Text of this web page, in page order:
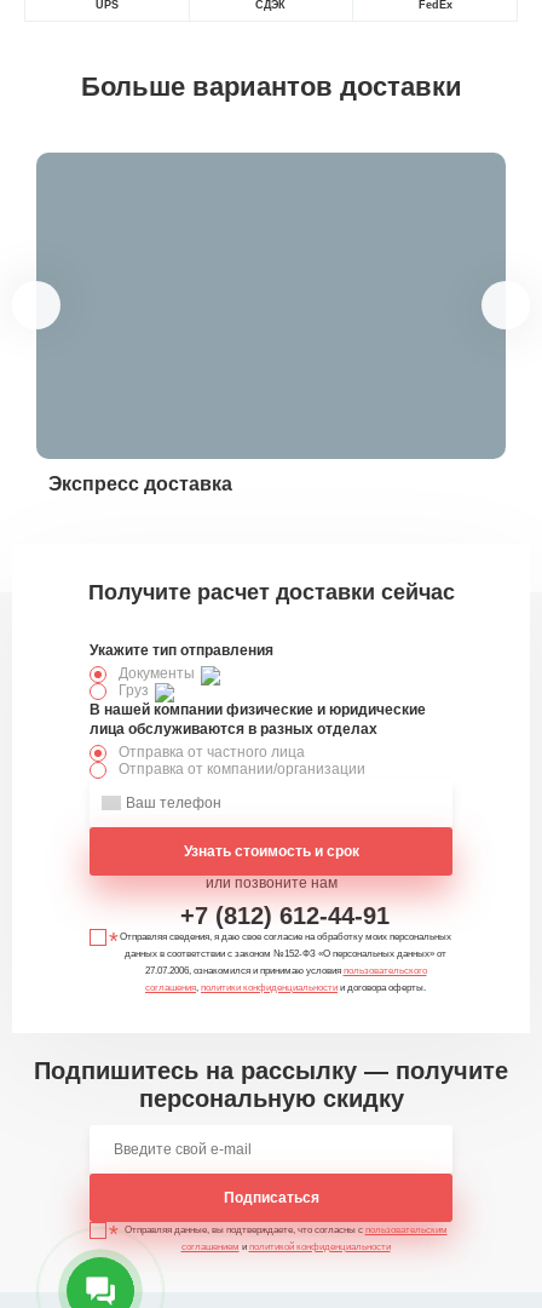
UPS СДЭК FedEx
Больше вариантов доставки
Экспресс доставка
Получите расчет доставки сейчас
Укажите тип отправления
Документы
Груз
В нашей компании физические и юридические
лица обслуживаются в разных отделах
Отправка от частного лица
Отправка от компании/организации
Узнать стоимость и срок
или позвоните нам
+7 (812) 612-44-91
Отправляя сведения, я даю свое согласие на обработку моих персональных
данных в соответствии с законом №152-ФЗ «О персональных данных» от
27.07.2006, ознакомился и принимаю условия пользовательского
соглашения политики конфиденциальности и договора оферты.
Подпишитесь на рассылку — получите
персональную скидку
Подписаться
Отправляя данные, вы подтверждаете, что согласны с пользовательским
соглашением и политикой конфиденциальности